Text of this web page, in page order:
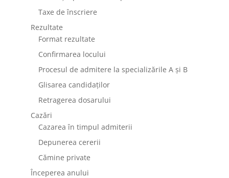
Taxe de înscriere
Rezultate
Format rezultate
Confirmarea locului
Procesul de admitere la specializările A și B
Glisarea candidaților
Retragerea dosarului
Cazări
Cazarea în timpul admiterii
Depunerea cererii
Cămine private
Începerea anului